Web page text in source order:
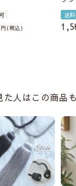
税込
送
た人はこの商品